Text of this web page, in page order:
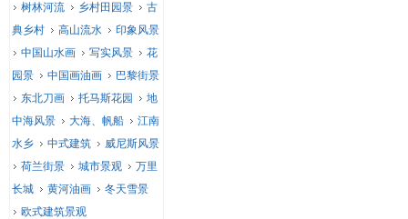
树林河流
乡村田园景
古
典乡村
高山流水
印象风景
中国山水画
写实风景
花
园景
中国画油画
巴黎街景
东北刀画
托马斯花园
地
中海风景
大海、帆船
江南
水乡
中式建筑
威尼斯风景
荷兰街景
城市景观
万里
长城
黄河油画
冬天雪景
欧式建筑景观